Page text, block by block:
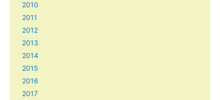
2010
2011
2012
2013
2014
2015
2016
2017